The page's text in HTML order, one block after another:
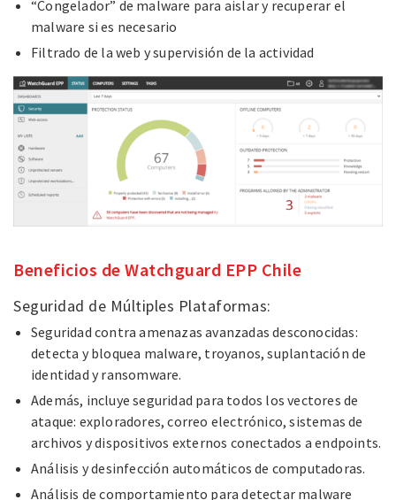
“Congelador” de malware para aislar y recuperar el
malware si es necesario
Filtrado de la web y supervisión de la actividad
Beneficios de Watchguard EPP Chile
Seguridad de Múltiples Plataformas:
Seguridad contra amenazas avanzadas desconocidas:
detecta y bloquea malware, troyanos, suplantación de
identidad y ransomware.
Además, incluye seguridad para todos los vectores de
ataque: exploradores,correo electrónico, sistemas de
archivos y dispositivos externos conectados a endpoints.
Análisis y desinfección automáticos de computadoras.
Análisis de comportamiento para detectar malware